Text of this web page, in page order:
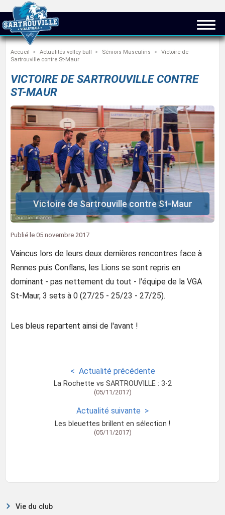
Accueil Actualités volley-ball Séniors Masculins
Victoire de
Sartrouville contre St-Maur
VICTOIRE DE SARTROUVILLE CONTRE
ST-MAUR
Victoire de Sartrouville contre St-Maur
Publié le 05 novembre 2017
Vaincus lors de leurs deux dernières rencontres face à
Rennes puis Conflans, les Lions se sont repris en
dominant - pas nettement du tout - l'équipe de la VGA
St-Maur, 3 sets à 0 (27/25 - 25/23 - 27/25).
Les bleus repartent ainsi de l'avant !
Actualité précédente
La Rochette vs SARTROUVILLE : 3-2
(05/11/2017)
Actualité suivante
Les bleuettes brillent en sélection !
(05/11/2017)
Vie du club